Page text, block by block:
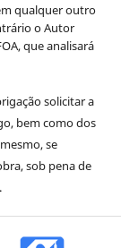
qualquer outro
o Autor
que analisará
solicitar a
bem como dos
se
sob pena de